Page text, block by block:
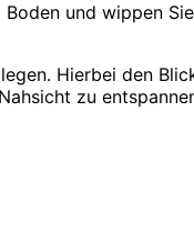
und wippen
Hierbei den
zu